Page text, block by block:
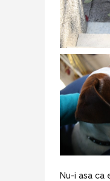
Nu-i asa ca